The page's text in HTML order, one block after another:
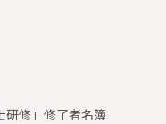
研修」修了者名簿